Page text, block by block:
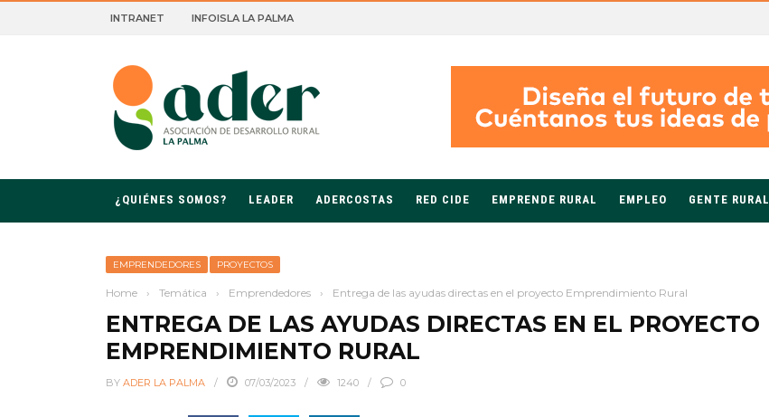
RURAL DE LA PALMA
INTRANET INFOISLA LA PALMA
¿QUIÉNES SOMOS? LEADER ADERCOSTAS RED CIDE EMPRENDE RURAL EMPLEO GENTE RURAL
EMPRENDEDORES PROYECTOS
Home › Temática › Emprendedores › Entrega de las ayudas directas en el proyecto Emprendimiento Rural
ENTREGA DE LAS AYUDAS DIRECTAS EN EL PROYECTO
EMPRENDIMIENTO RURAL
BY ADER LA PALMA 07/03/2023 1240 0